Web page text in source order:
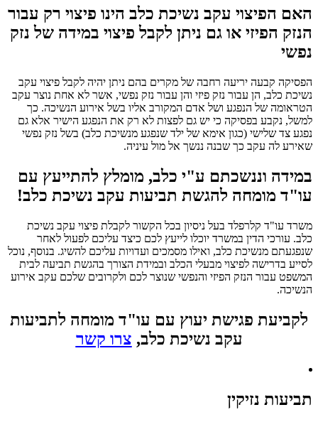
האם הפיצוי עקב נשיכת כלב הינו פיצוי רק עבור
הנזק הפיזי או גם ניתן לקבל פיצוי במידה של נזק
נפשי
הפסיקה קבעה יריעה רחבה של מקרים בהם ניתן יהיה לקבל פיצוי עקב
נשיכת כלב, הן עבור נזק פיזי והן עבור נזק נפשי, אשר לא אחת נוצר עקב
הטראומה של הנפגע ושל אדם המקורב אליו בשל אירוע הנשיכה. כך
למשל, נקבע בפסיקה כי יש גם לפצות לא רק את הנפגע הישיר אלא גם
נפגע צד שלישי (כגון אימא של ילד שנפגע מנשיכת כלב) בשל נזק נפשי
שאירע לה עקב כך שבנה ננשך אל מול עיניה.
במידה וננשכתם ע"י כלב, מומלץ להתייעץ עם
עו"ד מומחה להגשת תביעות עקב נשיכת כלב!
משרד עו"ד קלרפלד בעל ניסיון בכל הקשור לקבלת פיצוי עקב נשיכת
כלב. עורכי הדין במשרד יוכלו לייעץ לכם כיצד עליכם לפעול לאחר
שנפגעתם מנשיכת כלב, ואילו מסמכים ועדויות עליכם להשיג. בנוסף, נוכל
לסייע בדרישה לפיצוי מבעלי הכלב ובמידת הצורך בהגשת תביעה לבית
המשפט עבור הנזק הפיזי והנפשי שנוצר לכם ולקרובים שלכם עקב אירוע
הנשיכה.
לקביעת פגישת יעוץ עם עו"ד מומחה לתביעות
עקב נשיכת כלב, צרו קשר
תביעות נזיקין